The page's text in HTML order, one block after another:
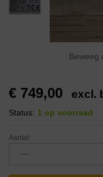
Beweeg
€ 749,00 excl.
Status: 1 op voorraad
Aantal: